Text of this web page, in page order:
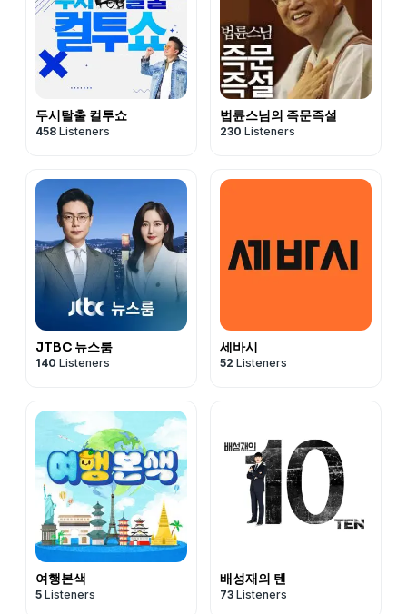
두시탈출 컬투쇼
458 Listeners
법륜스님의 즉문즉설
230 Listeners
JTBC 뉴스룸
140 Listeners
세바시
52 Listeners
여행본색
5 Listeners
배성재의 텐
73 Listeners